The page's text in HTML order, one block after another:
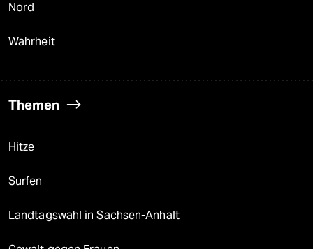
Nord
Wahrheit
Themen
Hitze
Surfen
Landtagswahl in Sachsen-Anhalt